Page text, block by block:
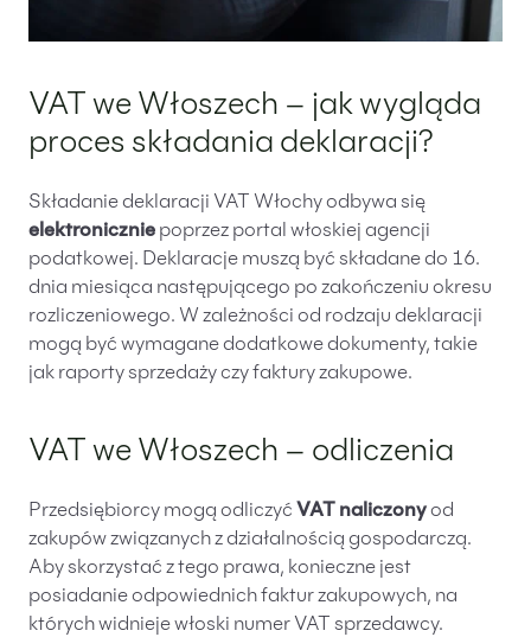
VAT we Włoszech – jak wygląda
proces składania deklaracji?
Składanie deklaracji VAT Włochy odbywa się
elektronicznie poprzez portal włoskiej agencji
podatkowej. Deklaracje muszą być składane do 16.
dnia miesiąca następującego po zakończeniu okresu
rozliczeniowego. W zależności od rodzaju deklaracji
mogą być wymagane dodatkowe dokumenty, takie
jak raporty sprzedaży czy faktury zakupowe.
VAT we Włoszech – odliczenia
Przedsiębiorcy mogą odliczyć VAT naliczonyod
zakupów związanych z działalnością gospodarczą.
Aby skorzystać z tego prawa, konieczne jest
posiadanie odpowiednich faktur zakupowych, na
których widnieje włoski numer VAT sprzedawcy.